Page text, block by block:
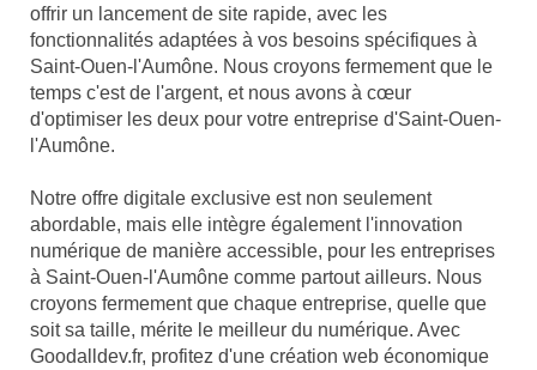
offrir un lancement de site rapide, avec les
fonctionnalités adaptées à vos besoins spécifiques à
Saint-Ouen-l'Aumône. Nous croyons fermement que le
temps c'est de l'argent, et nous avons à cœur
d'optimiser les deux pour votre entreprise d'Saint-Ouen-
l'Aumône.
Notre offre digitale exclusive est non seulement
abordable, mais elle intègre également l'innovation
numérique de manière accessible, pour les entreprises
à Saint-Ouen-l'Aumône comme partout ailleurs. Nous
croyons fermement que chaque entreprise, quelle que
soit sa taille, mérite le meilleur du numérique. Avec
Goodalldev.fr, profitez d'une création web économique